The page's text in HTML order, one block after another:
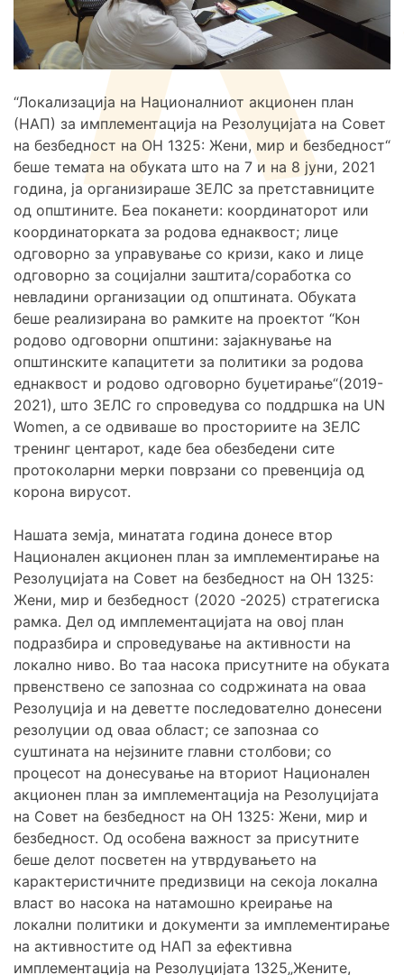
“Локализација на Националниот акционен план
(НАП) за имплементација на Резолуцијата на Совет
на безбедност на ОН 1325: Жени, мир и безбедност“
беше темата на обуката што на 7 и на 8 јуни, 2021
година, ја организираше ЗЕЛС за претставниците
од општините. Беа поканети: координаторот или
координаторката за родова еднаквост; лице
одговорно за управување со кризи, како и лице
одговорно за социјални заштита/соработка со
невладини организации од општината. Обуката
беше реализирана во рамките на проектот “Кон
родово одговорни општини: зајакнување на
општинските капацитети за политики за родова
еднаквост и родово одговорно буџетирање“(2019-
2021), што ЗЕЛС го спроведува со поддршка на UN
Women, а се одвиваше во просториите на ЗЕЛС
тренинг центарот, каде беа обезбедени сите
протоколарни мерки поврзани со превенција од
корона вирусот.
Нашата земја, минатата година донесе втор
Национален акционен план за имплементирање на
Резолуцијата на Совет на безбедност на ОН 1325:
Жени, мир и безбедност (2020 -2025) стратегиска
рамка. Дел од имплементацијата на овој план
подразбира и спроведување на активности на
локално ниво. Во таа насока присутните на обуката
првенствено се запознаа со содржината на оваа
Резолуција и на деветте последователно донесени
резолуции од оваа област; се запознаа со
суштината на нејзините главни столбови; со
процесот на донесување на вториот Национален
акционен план за имплементација на Резолуцијата
на Совет на безбедност на ОН 1325: Жени, мир и
безбедност. Од особена важност за присутните
беше делот посветен на утврдувањето на
карактеристичните предизвици на секоја локална
власт во насока на натамошно креирање на
локални политики и документи за имплементирање
на активностите од НАП за ефективна
имплементација на Резолуцијата 1325„Жените,